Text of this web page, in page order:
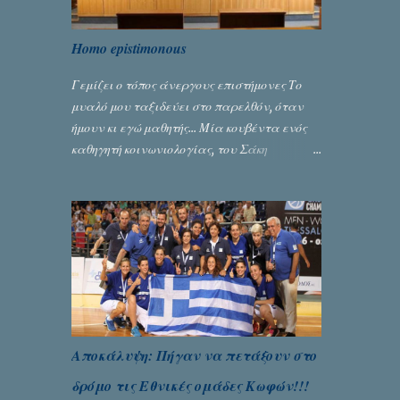
Homo epistimonous
Γεμίζει ο τόπος άνεργους επιστήμονες Το
μυαλό μου ταξιδεύει στο παρελθόν, όταν
ήμουν κι εγώ μαθητής... Μία κουβέντα ενός
καθηγητή κοινωνιολογίας, του Σάκη
Γράφει ο Σταύρος Αλευρογιάννης
Αποκάλυψη: Πήγαν να πετάξουν στο
δρόμο τις Εθνικές ομάδες Κωφών!!!